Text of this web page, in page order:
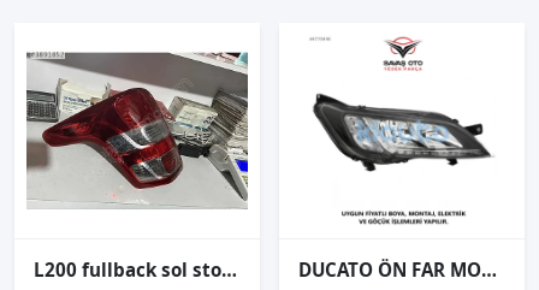
L200 fullback sol stop Çıkma ORJİNAL DUCATO ÖN FAR MOT.LED.SİY. SAĞ SOL 2014 2015 2016 VE ÜZERİ TAİWAN